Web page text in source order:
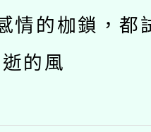
情的枷鎖，都
的風